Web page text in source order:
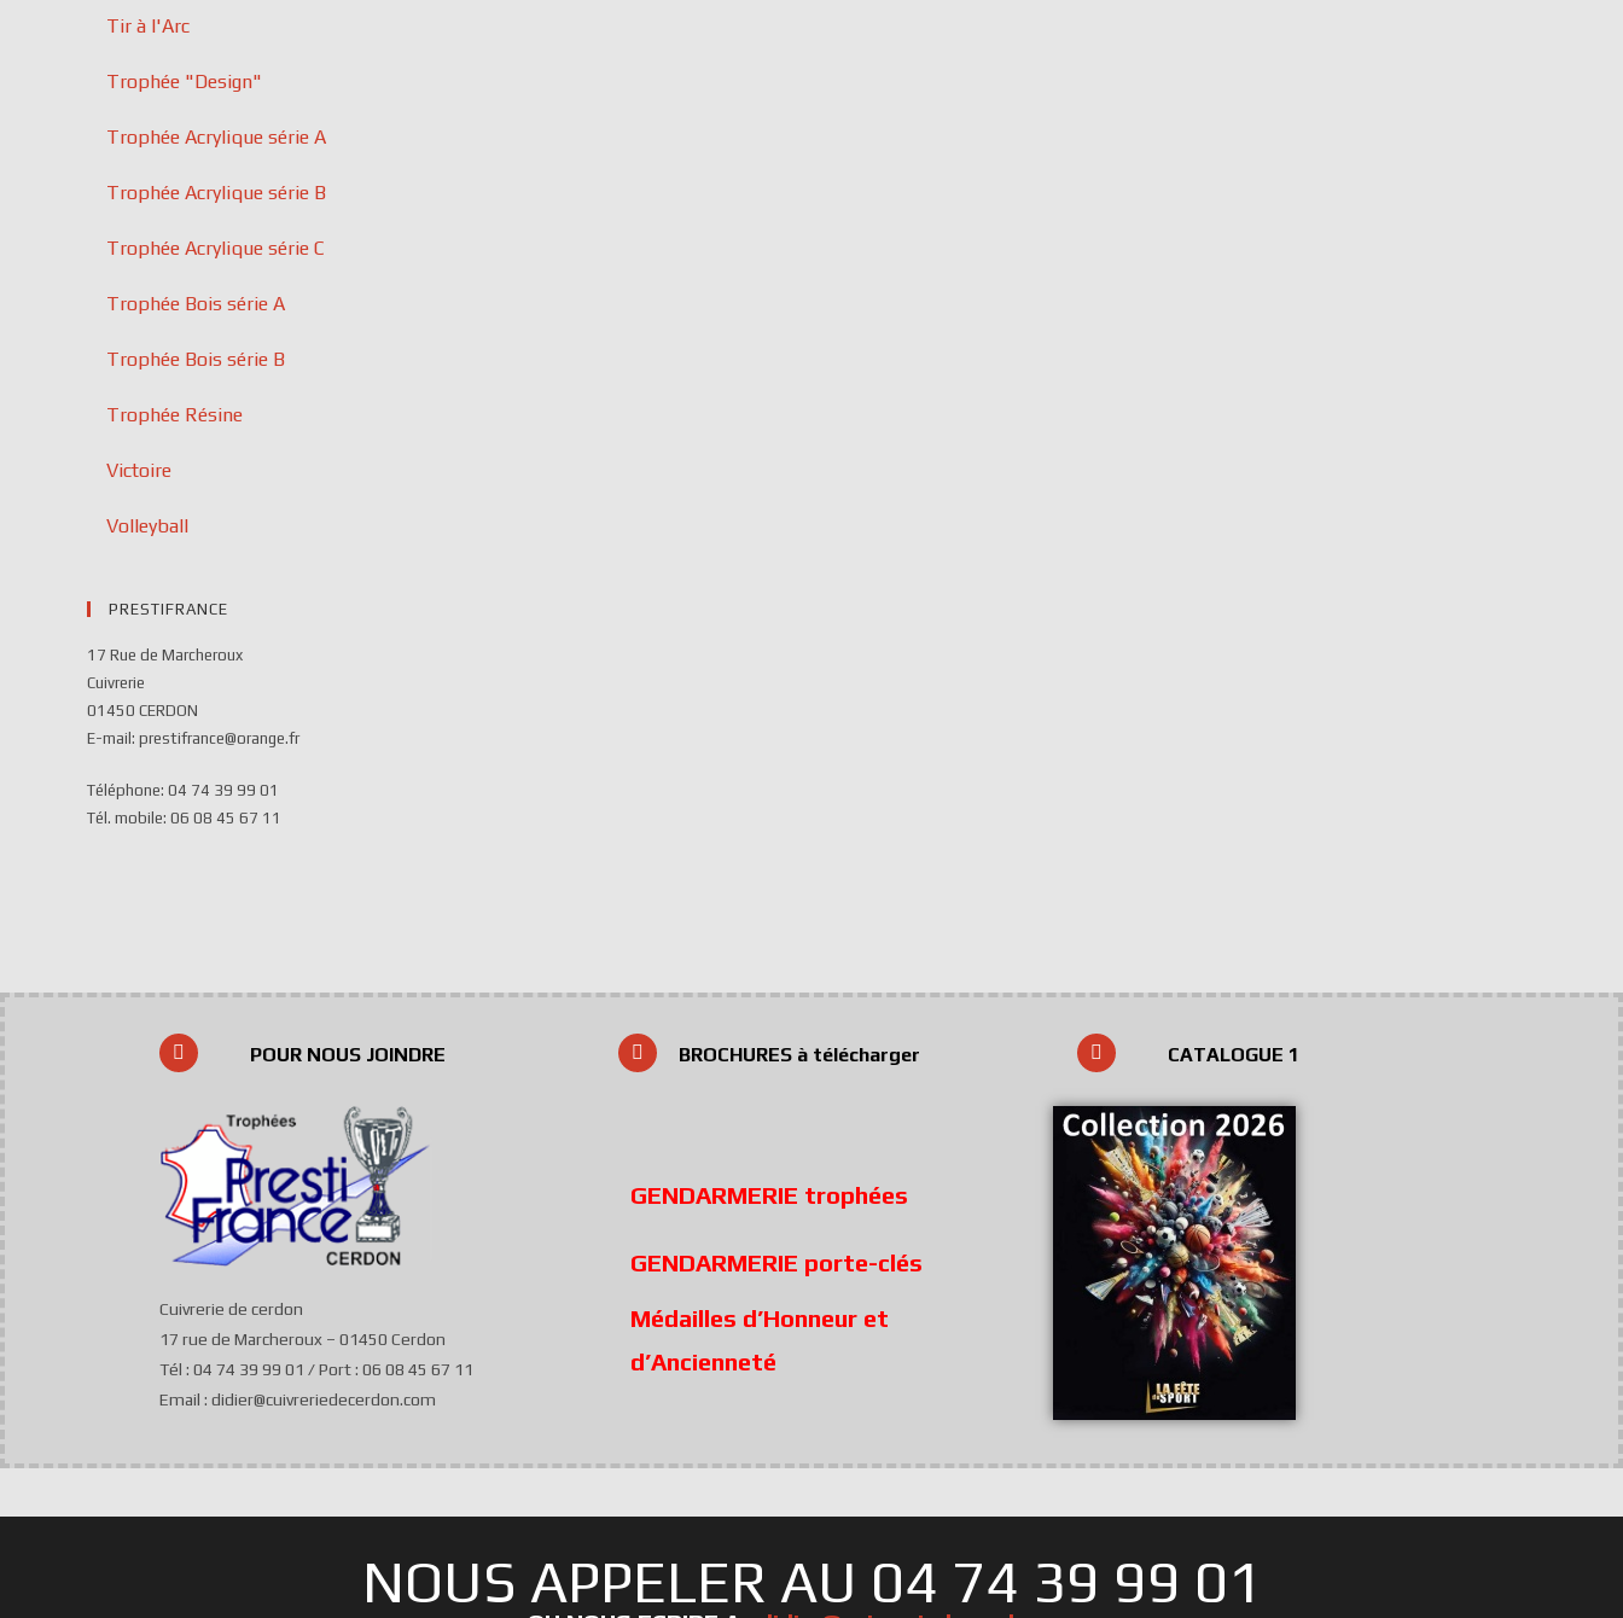
Tir à l'Arc
Trophée "Design"
Trophée Acrylique série A
Trophée Acrylique série B
Trophée Acrylique série C
Trophée Bois série A
Trophée Bois série B
Trophée Résine
Victoire
Volleyball
PRESTIFRANCE
17 Rue de Marcheroux
Cuivrerie
01450 CERDON
E-mail: prestifrance@orange.fr
Téléphone: 04 74 39 99 01
Tél. mobile: 06 08 45 67 11
POUR NOUS JOINDRE
Cuivrerie de cerdon
17 rue de Marcheroux – 01450 Cerdon
Tél : 04 74 39 99 01 / Port : 06 08 45 67 11
Email : didier@cuivreriedecerdon.com
BROCHURES à télécharger
GENDARMERIE trophées
GENDARMERIE porte-clés
Médailles d’Honneur et
d’Ancienneté
CATALOGUE 1
NOUS APPELER AU 04 74 39 99 01